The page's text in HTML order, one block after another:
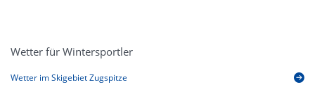
Wetter für Wintersportler
Wetter im Skigebiet Zugspitze